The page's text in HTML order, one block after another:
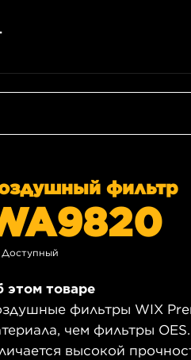
фильтр
Доступный
этом товаре
фильтры WIX
чем фильтры
высокой